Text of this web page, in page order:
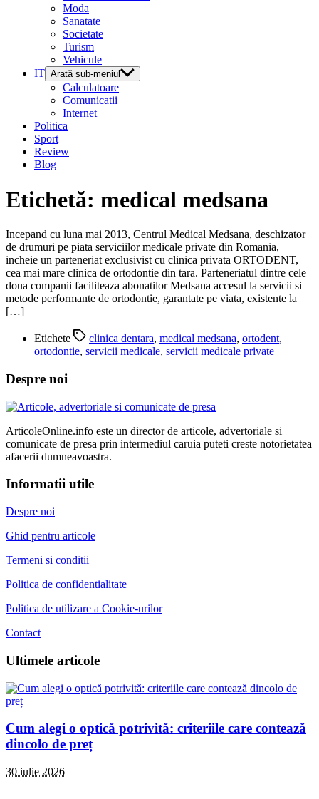
Moda
Sanatate
Societate
Turism
Vehicule
IT Arată sub-meniul
Calculatoare
Comunicatii
Internet
Politica
Sport
Review
Blog
Etichetă: medical medsana
Incepand cu luna mai 2013, Centrul Medical Medsana, deschizator
de drumuri pe piata serviciilor medicale private din Romania,
incheie un parteneriat exclusivist cu clinica privata ORTODENT,
cea mai mare clinica de ortodontie din tara. Parteneriatul dintre cele
doua companii faciliteaza abonatilor Medsana accesul la servicii si
metode performante de ortodontie, garantate pe viata, existente la
[…]
Etichete clinica dentara, medical medsana, ortodent,
ortodontie, servicii medicale, servicii medicale private
Despre noi
ArticoleOnline.info este un director de articole, advertoriale si
comunicate de presa prin intermediul caruia puteti creste notorietatea
afacerii dumneavoastra.
Informatii utile
Despre noi
Ghid pentru articole
Termeni si conditii
Politica de confidentialitate
Politica de utilizare a Cookie-urilor
Contact
Ultimele articole
Cum alegi o optică potrivită: criteriile care contează
dincolo de preț
30 iulie 2026